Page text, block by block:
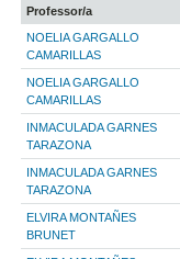
Professor/a
NOELIA GARGALLO
CAMARILLAS
NOELIA GARGALLO
CAMARILLAS
INMACULADA GARNES
TARAZONA
INMACULADA GARNES
TARAZONA
ELVIRA MONTAÑES
BRUNET